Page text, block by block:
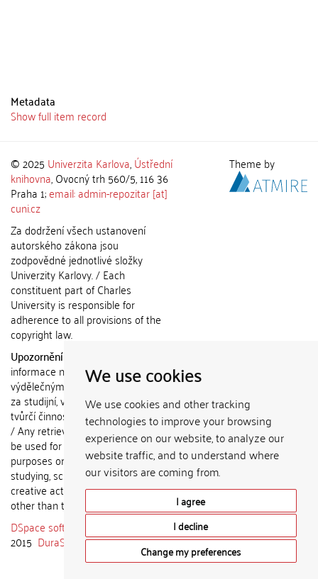
We use cookies
We use cookies and other tracking
technologies to improve your browsing
experience on our website, to analyze our
website traffic, and to understand where
our visitors are coming from.
I agree
I decline
Change my preferences
Metadata
Show full item record
© 2025 Univerzita Karlova,Ústřední
knihovna, Ovocný trh 560/5, 116 36
Praha 1;email: admin-repozitar [at]
cuni.cz
Za dodržení všech ustanovení
autorského zákona jsou
zodpovědné jednotlivé složky
Univerzity Karlovy. / Each
constituent part of Charles
University is responsible for
adherence to all provisions of the
copyright law.
Upozornění / Notice:
informace nemohou být použity k
výdělečným účelům nebo vydávány
za studijní, vědeckou nebo jinou
tvůrčí činnost jiné osoby než autora.
/ Any retrieved information shall not
be used for any commercial
purposes or claimed as results of
studying, scientific or any other
creative activities of any person
other than the author.
DSpace software
2015 DuraSpace
Theme by